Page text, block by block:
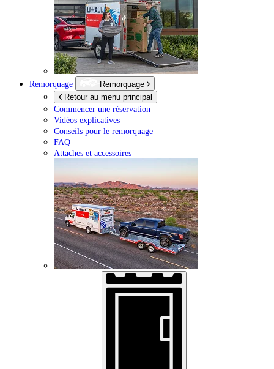
Remorquage
Remorquage
Retour au menu principal
Commencer une réservation
Vidéos explicatives
Conseils pour le remorquage
FAQ
Attaches et accessoires